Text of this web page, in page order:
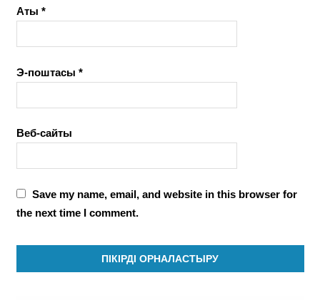
Аты *
Э-поштасы *
Веб-сайты
Save my name, email, and website in this browser for
the next time I comment.